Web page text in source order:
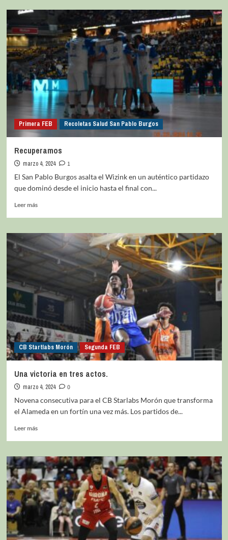
Primera FEB Recoletas Salud San Pablo Burgos
Recuperamos
marzo 4, 2024
1
El San Pablo Burgos asalta el Wizink en un auténtico partidazo
que dominó desde el inicio hasta el final con...
Leer más
CB Startlabs Morón Segunda FEB
Una victoria en tres actos.
marzo 4, 2024
0
Novena consecutiva para el CB Starlabs Morón que transforma
el Alameda en un fortín una vez más. Los partidos de...
Leer más